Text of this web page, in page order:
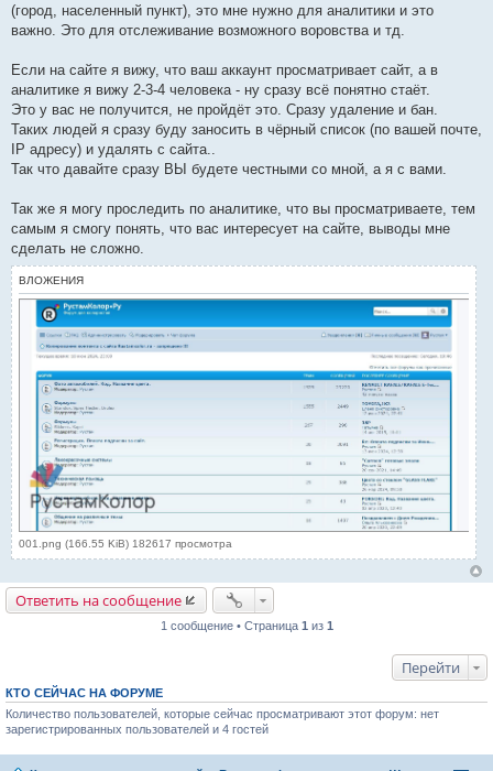
(город, населенный пункт), это мне нужно для аналитики и это
важно. Это для отслеживание возможного воровства и тд.
Если на сайте я вижу, что ваш аккаунт просматривает сайт, а в
аналитике я вижу 2-3-4 человека - ну сразу всё понятно стаёт.
Это у вас не получится, не пройдёт это. Сразу удаление и бан.
Таких людей я cразу буду заносить в чёрный список (по вашей почте,
IP адресу) и удалять с сайта..
Так что давайте сразу ВЫ будете честными со мной, а я с вами.
Так же я могу проследить по аналитике, что вы просматриваете, тем
самым я смогу понять, что вас интересует на сайте, выводы мне
сделать не сложно.
ВЛОЖЕНИЯ
001.png (166.55 KiB) 182617 просмотра
Ответить на сообщение
1 сообщение • Страница 1 из 1
Перейти
КТО СЕЙЧАС НА ФОРУМЕ
Количество пользователей, которые сейчас просматривают этот форум: нет
зарегистрированных пользователей и 4 гостей